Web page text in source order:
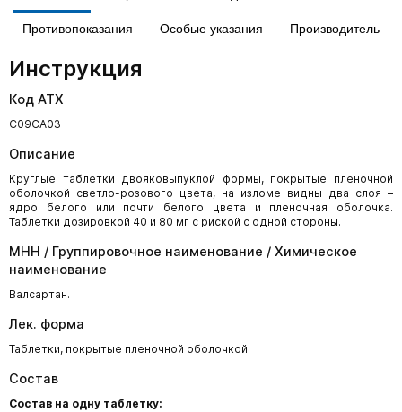
Противопоказания Особые указания Производитель
Инструкция
Код АТХ
С09СА03
Описание
Круглые таблетки двояковыпуклой формы, покрытые пленочной
оболочкой светло-розового цвета, на изломе видны два слоя –
ядро белого или почти белого цвета и пленочная оболочка.
Таблетки дозировкой 40 и 80 мг с риской с одной стороны.
МНН / Группировочное наименование / Химическое
наименование
Валсартан.
Лек. форма
Таблетки, покрытые пленочной оболочкой.
Состав
Состав на одну таблетку: